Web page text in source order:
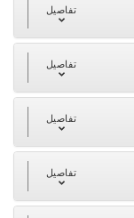
تفاصيل
تفاصيل
تفاصيل
تفاصيل